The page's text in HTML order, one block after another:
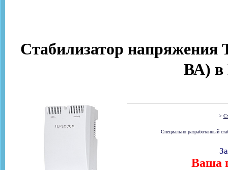
Стабилизатор напряжения
ВА) в
>
Специально разработанный
Ваша